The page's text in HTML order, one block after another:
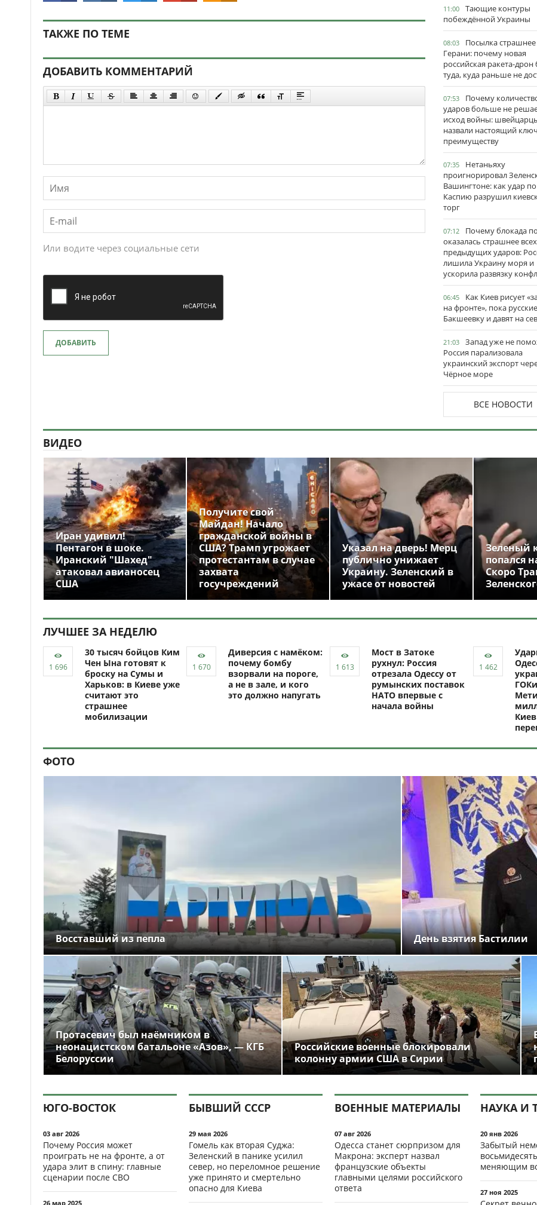
ТАКЖЕ ПО ТЕМЕ
ДОБАВИТЬ КОММЕНТАРИЙ
Или водите через социальные сети
ДОБАВИТЬ
11:00
Тающие контуры
побеждённой Украины
08:03
Посылка страшнее
Герани: почему новая
российская ракета-дрон
туда, куда раньше не
07:53
Почему
ударов больше не
исход войны:
назвали настоящий
преимуществу
07:35
Нетаньяху
проигнорировал
Вашингтоне: как удар по
Каспию разрушил
торг
07:12
Почему блокада
оказалась страшнее всех
предыдущих ударов:
лишила Украину моря и
ускорила развязку
06:45
Как Киев рисует
на фронте», пока
Бакшеевку и давят на
21:03
Запад уже не
Россия парализовала
украинский экспорт
Чёрное море
ВСЕ НОВОСТИ
ВИДЕО
Иран удивил!
Пентагон в шоке.
Иранский "Шахед"
атаковал авианосец
США
Получите свой
Майдан! Начало
гражданской войны в
США? Трамп угрожает
протестантам в случае
захвата
госучреждений
Указал на дверь! Мерц
публично унижает
Украину. Зеленский в
ужасе от новостей
Зеленый
попался
Скоро
ЛУЧШЕЕ ЗА НЕДЕЛЮ
30 тысяч бойцов Ким
Чен Ына готовят к
броску на Сумы и
Харьков: в Киеве уже
считают это
страшнее
мобилизации
Диверсия с намёком:
почему бомбу
взорвали на пороге,
а не в зале, и кого
это должно напугать
Мост в Затоке
рухнул: Россия
отрезала Одессу от
румынских поставок
НАТО впервые с
начала войны
ФОТО
Восставший из пепла День взятия Бастилии
Протасевич был наёмником в
неонацистском батальоне «Азов», — КГБ
Белоруссии
Российские военные блокировали
колонну армии США в Сирии
ЮГО-ВОСТОК
03 авг 2026
Почему Россия может
проиграть не на фронте, а от
удара элит в спину: главные
сценарии после СВО
26 мар 2025
БЫВШИЙ СССР
29 мая 2026
Гомель как вторая Суджа:
Зеленский в панике усилил
север, но переломное решение
уже принято и смертельно
опасно для Киева
ВОЕННЫЕ МАТЕРИАЛЫ
07 авг 2026
Одесса станет сюрпризом для
Макрона: эксперт назвал
французские объекты
главными целями российского
ответа
НАУКА И
20 янв 2026
Забытый
меняющим
27 ноя 2025